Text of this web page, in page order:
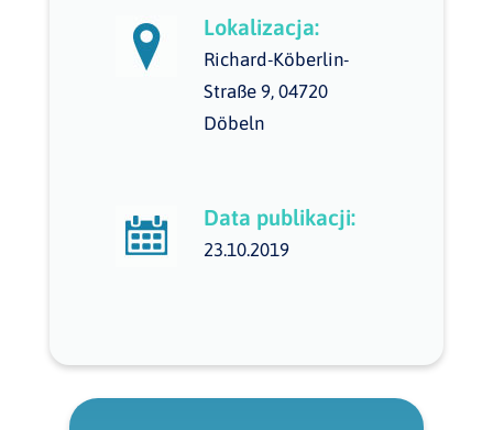
Lokalizacja:
Richard-Köberlin-
Straße 9, 04720
Döbeln
Data publikacji:
23.10.2019